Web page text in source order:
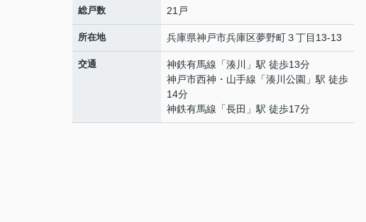
総戸数 21戸
所在地 兵庫県神戸市兵庫区夢野町３丁目13-13
交通 神鉄有馬線 「湊川
」駅 徒歩13分
神戸市西神・山手線 「湊川公園 」駅 徒歩
14分
神鉄有馬線 「長田 」駅 徒歩17分